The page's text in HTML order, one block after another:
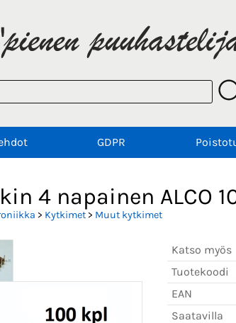
GDPR
4 napainen ALCO
> Kytkimet> Muut kytkimet
Katso myös
Tuotekoodi
EAN
Saatavilla